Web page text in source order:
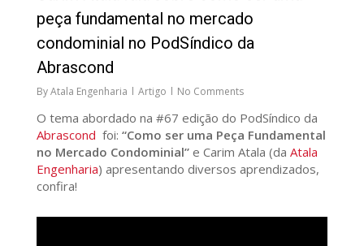
peça fundamental no mercado
condominial no PodSíndico da
Abrascond
ByAtala Engenharia Artigo No Comments
O tema abordado na #67 edição do PodSíndico da
Abrascond foi: “Como ser uma Peça Fundamental
no Mercado Condominial”e Carim Atala (da Atala
Engenharia) apresentando diversos aprendizados,
confira!